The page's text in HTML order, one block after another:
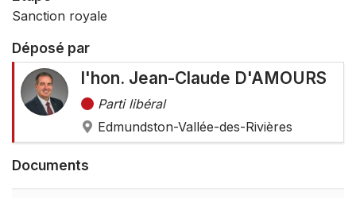
Sanction royale
Déposé par
l'hon. Jean-Claude D'AMOURS
Parti libéral
Edmundston-Vallée-des-Rivières
Documents